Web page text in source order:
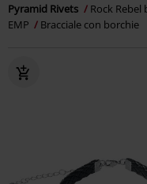
Pyramid Rivets
Rock Rebel
EMP
Bracciale con borchie